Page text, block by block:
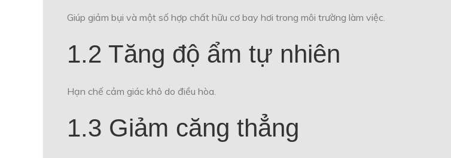
Giúp giảm bụi và một số hợp chất hữu cơ bay hơi trong môi trường làm việc.
1.2 Tăng độ ẩm tự nhiên
Hạn chế cảm giác khô do điều hòa.
1.3 Giảm căng thẳng